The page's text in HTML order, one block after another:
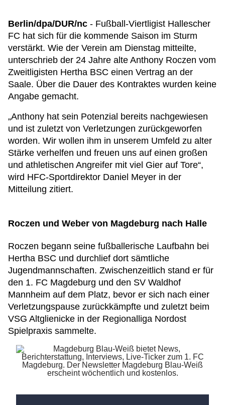
Berlin/dpa/DUR/nc - Fußball-Viertligist Hallescher
FC hat sich für die kommende Saison im Sturm
verstärkt. Wie der Verein am Dienstag mitteilte,
unterschrieb der 24 Jahre alte Anthony Roczen vom
Zweitligisten Hertha BSC einen Vertrag an der
Saale. Über die Dauer des Kontraktes wurden keine
Angabe gemacht.
„Anthony hat sein Potenzial bereits nachgewiesen
und ist zuletzt von Verletzungen zurückgeworfen
worden. Wir wollen ihm in unserem Umfeld zu alter
Stärke verhelfen und freuen uns auf einen großen
und athletischen Angreifer mit viel Gier auf Tore“,
wird HFC-Sportdirektor Daniel Meyer in der
Mitteilung zitiert.
Roczen und Weber von Magdeburg nach Halle
Roczen begann seine fußballerische Laufbahn bei
Hertha BSC und durchlief dort sämtliche
Jugendmannschaften. Zwischenzeitlich stand er für
den 1. FC Magdeburg und den SV Waldhof
Mannheim auf dem Platz, bevor er sich nach einer
Verletzungspause zurückkämpfte und zuletzt beim
VSG Altglienicke in der Regionalliga Nordost
Spielpraxis sammelte.